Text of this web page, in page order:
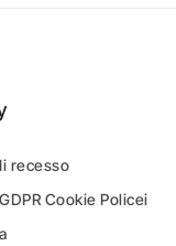
recesso
Cookie Policei